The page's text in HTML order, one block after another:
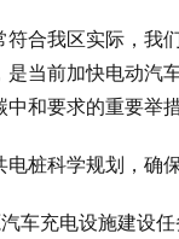
我区实际，我们
是当前加快电动汽
和要求的重要举措
桩科学规划，确
充电设施建设任